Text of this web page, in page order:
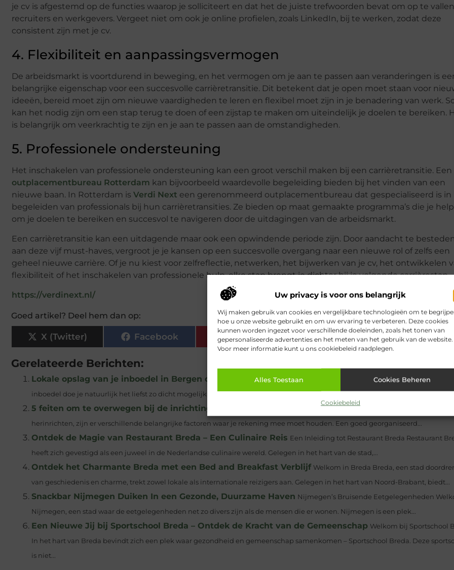
Uw privacy is voor ons belangrijk
Wij maken gebruik van cookies en vergelijkbare technologieën om te
hoe u onze website gebruikt en om uw ervaring te verbeteren. Deze cookies
kunnen worden ingezet voor verschillende doeleinden, zoals het tonen van
gepersonaliseerde advertenties en het meten van het gebruik van de website.
Voor meer informatie kunt u ons cookiebeleid raadplegen.
Alles Toestaan Cookies Beheren
Cookiebeleid
je cv is afgestemd op de functies waarop je solliciteert en dat het de juiste trefwoorden bevat om op te
recruiters en werkgevers. Vergeet niet om ook je online profielen, zoals LinkedIn, bij te werken, zodat deze
consistent zijn met je cv.
4. Flexibiliteit en aanpassingsvermogen
De arbeidsmarkt is voortdurend in beweging, en het vermogen om je aan te passen aan veranderingen is
belangrijke eigenschap voor een succesvolle carrièretransitie. Dit betekent dat je open moet staan voor
ideeën, bereid moet zijn om nieuwe vaardigheden te leren en flexibel moet zijn in je benadering van werk.
kan het nodig zijn om een stap terug te doen of een zijstap te maken om uiteindelijk je doelen te bereiken.
is belangrijk om veerkrachtig te zijn en je aan te passen aan de omstandigheden.
5. Professionele ondersteuning
Het inschakelen van professionele ondersteuning kan een groot verschil maken bij een carrièretransitie. Een
outplacementbureau Rotterdam kan bijvoorbeeld waardevolle begeleiding bieden bij het vinden van een
nieuwe baan. In Rotterdam is Verdi Next een gerenommeerd outplacementbureau dat gespecialiseerd is in
begeleiden van professionals bij hun carrièretransities. Ze bieden op maat gemaakte programma’s die je
om je doelen te bereiken en succesvol te navigeren door de uitdagingen van de arbeidsmarkt.
Een carrièretransitie kan een uitdagende maar ook een opwindende periode zijn. Door aandacht te besteden
aan deze vijf must-haves, vergroot je je kansen op een succesvolle overgang naar een nieuwe rol of zelfs een
geheel nieuwe carrière. Of je nu kiest voor zelfreflectie, netwerken, het bijwerken van je cv, het ontwikkelen
flexibiliteit of het inschakelen van professionele hulp, elke stap brengt je dichter bij je volgende carrièrestap.
https://verdinext.nl/
Goed artikel? Deel hem dan op:
X (Twitter) Facebook Pinterest LinkedIn Email
Gerelateerde Berichten:
Lokale opslag van je inboedel in Bergen op Zoom, Roosendaal of Etten-Leur
Het opslaan van je
inboedel doe je natuurlijk het liefst zo dicht mogelijk bij huis. Dan kun je er altijd nog bij mocht je...
5 feiten om te overwegen bij de inrichting van je magazijn
herinrichten, zijn er verschillende belangrijke factoren waar je rekening mee moet houden. Een goed georganiseerd...
Ontdek de Magie van Restaurant Breda – Een Culinaire Reis Een Inleiding tot Restaurant Breda Restaurant
heeft zich gevestigd als een juweel in de Nederlandse culinaire wereld. Gelegen in het hart van de stad,...
Ontdek het Charmante Breda met een Bed and Breakfast Verblijf Welkom in Breda Breda, een stad
van geschiedenis en charme, trekt zowel lokale als internationale reizigers aan. Gelegen in het hart van Noord-Brabant, biedt...
Snackbar Nijmegen Duiken In een Gezonde, Duurzame Haven Nijmegen’s Bruisende Eetgelegenheden
Nijmegen, een stad waar de eetgelegenheden net zo divers zijn als de mensen die er wonen. Nijmegen is een plek...
Een Nieuwe Jij bij Sportschool Breda – Ontdek de Kracht van de Gemeenschap Welkom bij Sportschool
In het hart van Breda bevindt zich een plek waar gezondheid en gemeenschap samenkomen – Sportschool Breda. Deze
is niet...